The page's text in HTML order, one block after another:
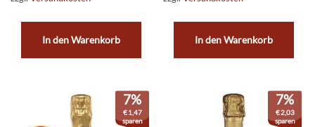
In den Warenkorb In den Warenkorb
7%
€1,47
sparen
7%
€2,03
sparen